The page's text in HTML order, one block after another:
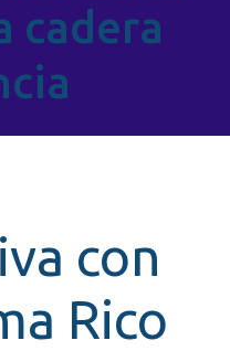
cadera
con
Rico